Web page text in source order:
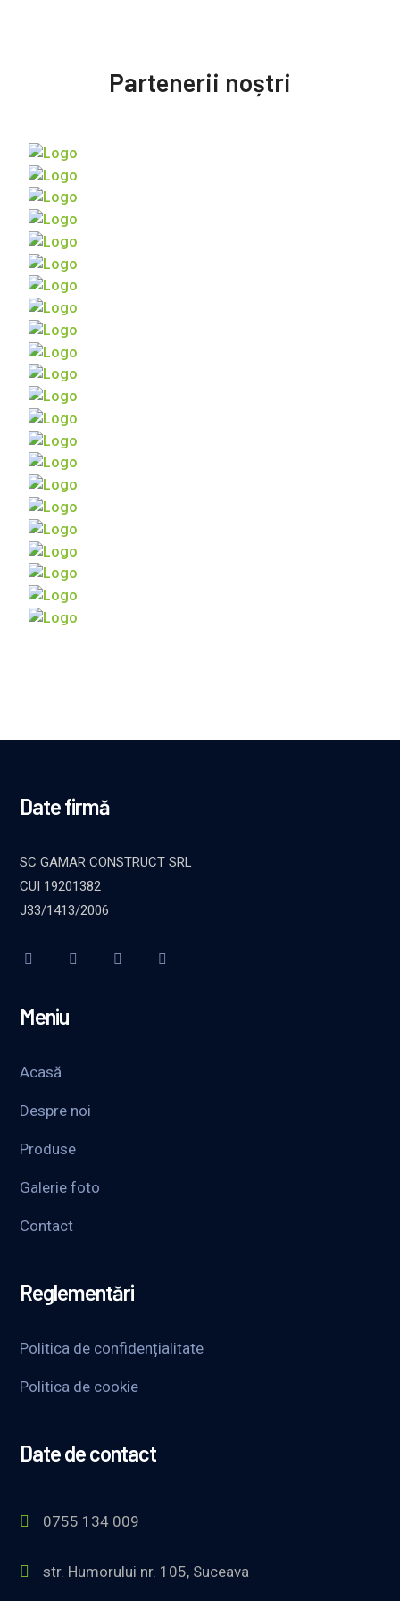
Partenerii noștri
Date firmă
SC GAMAR CONSTRUCT SRL
CUI 19201382
J33/1413/2006
Meniu
Acasă
Despre noi
Produse
Galerie foto
Contact
Reglementări
Politica de confidențialitate
Politica de cookie
Date de contact
0755 134 009
str. Humorului nr. 105, Suceava